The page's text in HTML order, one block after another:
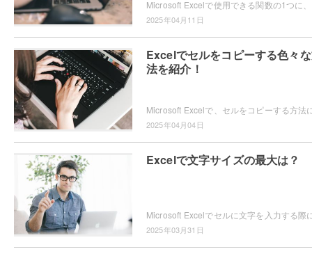
2025年04月11日
Excelでセルをコピーする色々
法を紹介！
2025年04月04日
Excelで文字サイズの最大は？
2025年03月31日